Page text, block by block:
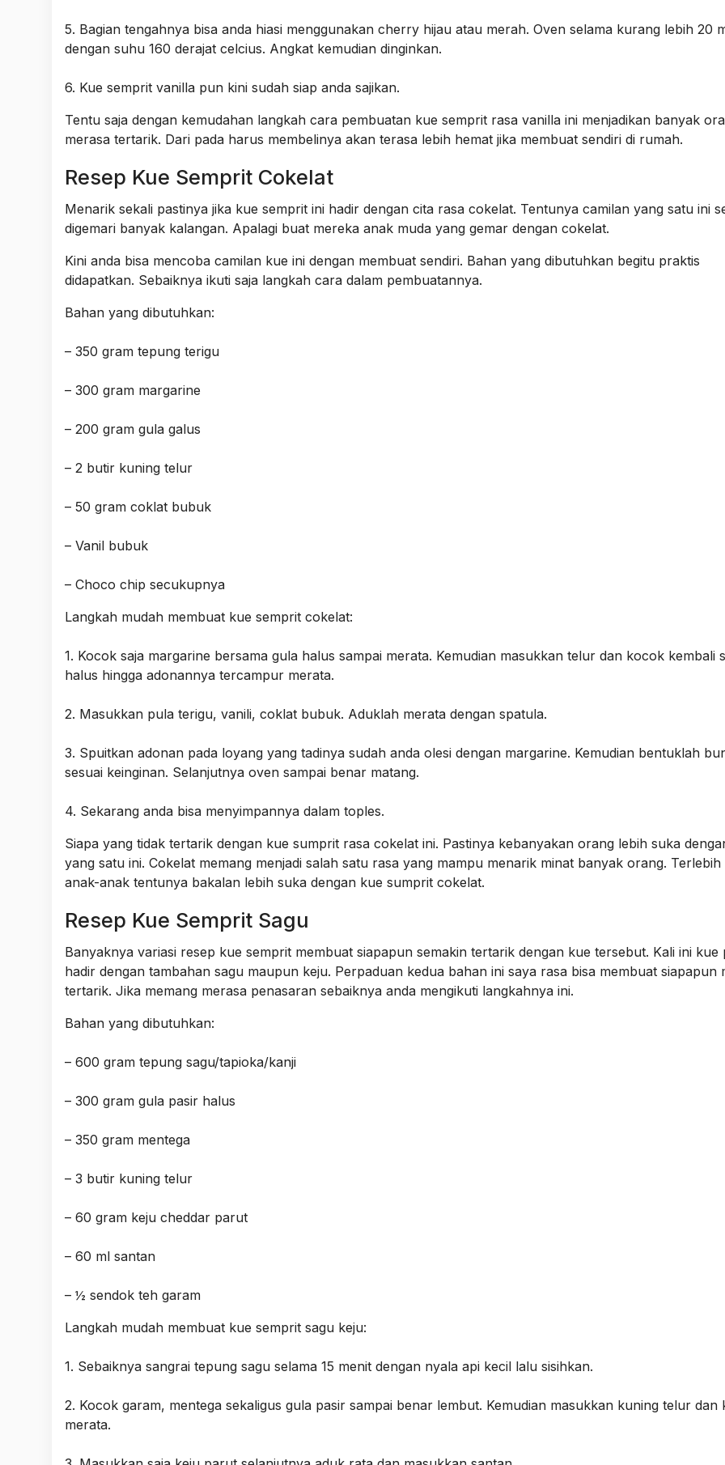
5. Bagian tengahnya bisa anda hiasi menggunakan cherry hijau atau merah. Oven selama kurang lebih 20
dengan suhu 160 derajat celcius. Angkat kemudian dinginkan.
6. Kue semprit vanilla pun kini sudah siap anda sajikan.
Tentu saja dengan kemudahan langkah cara pembuatan kue semprit rasa vanilla ini menjadikan banyak
merasa tertarik. Dari pada harus membelinya akan terasa lebih hemat jika membuat sendiri di rumah.
Resep Kue Semprit Cokelat
Menarik sekali pastinya jika kue semprit ini hadir dengan cita rasa cokelat. Tentunya camilan yang satu ini
digemari banyak kalangan. Apalagi buat mereka anak muda yang gemar dengan cokelat.
Kini anda bisa mencoba camilan kue ini dengan membuat sendiri. Bahan yang dibutuhkan begitu praktis
didapatkan. Sebaiknya ikuti saja langkah cara dalam pembuatannya.
Bahan yang dibutuhkan:
– 350 gram tepung terigu
– 300 gram margarine
– 200 gram gula galus
– 2 butir kuning telur
– 50 gram coklat bubuk
– Vanil bubuk
– Choco chip secukupnya
Langkah mudah membuat kue semprit cokelat:
1. Kocok saja margarine bersama gula halus sampai merata. Kemudian masukkan telur dan kocok kembali
halus hingga adonannya tercampur merata.
2. Masukkan pula terigu, vanili, coklat bubuk. Aduklah merata dengan spatula.
3. Spuitkan adonan pada loyang yang tadinya sudah anda olesi dengan margarine. Kemudian bentuklah
sesuai keinginan. Selanjutnya oven sampai benar matang.
4. Sekarang anda bisa menyimpannya dalam toples.
Siapa yang tidak tertarik dengan kue sumprit rasa cokelat ini. Pastinya kebanyakan orang lebih suka
yang satu ini. Cokelat memang menjadi salah satu rasa yang mampu menarik minat banyak orang. Terlebih
anak-anak tentunya bakalan lebih suka dengan kue sumprit cokelat.
Resep Kue Semprit Sagu
Banyaknya variasi resep kue semprit membuat siapapun semakin tertarik dengan kue tersebut. Kali ini kue
hadir dengan tambahan sagu maupun keju. Perpaduan kedua bahan ini saya rasa bisa membuat siapapun
tertarik. Jika memang merasa penasaran sebaiknya anda mengikuti langkahnya ini.
Bahan yang dibutuhkan:
– 600 gram tepung sagu/tapioka/kanji
– 300 gram gula pasir halus
– 350 gram mentega
– 3 butir kuning telur
– 60 gram keju cheddar parut
– 60 ml santan
– ½ sendok teh garam
Langkah mudah membuat kue semprit sagu keju:
1. Sebaiknya sangrai tepung sagu selama 15 menit dengan nyala api kecil lalu sisihkan.
2. Kocok garam, mentega sekaligus gula pasir sampai benar lembut. Kemudian masukkan kuning telur dan
merata.